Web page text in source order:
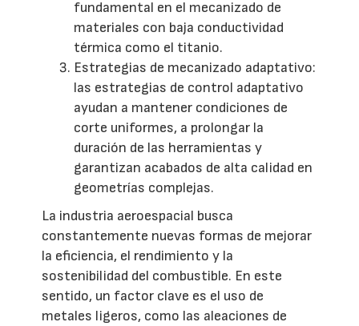
fundamental en el mecanizado de
materiales con baja conductividad
térmica como el titanio.
Estrategias de mecanizado adaptativo:
las estrategias de control adaptativo
ayudan a mantener condiciones de
corte uniformes, a prolongar la
duración de las herramientas y
garantizan acabados de alta calidad en
geometrías complejas.
La industria aeroespacial busca
constantemente nuevas formas de mejorar
la eficiencia, el rendimiento y la
sostenibilidad del combustible. En este
sentido, un factor clave es el uso de
metales ligeros, como las aleaciones de